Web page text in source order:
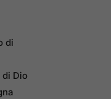
di
Dio